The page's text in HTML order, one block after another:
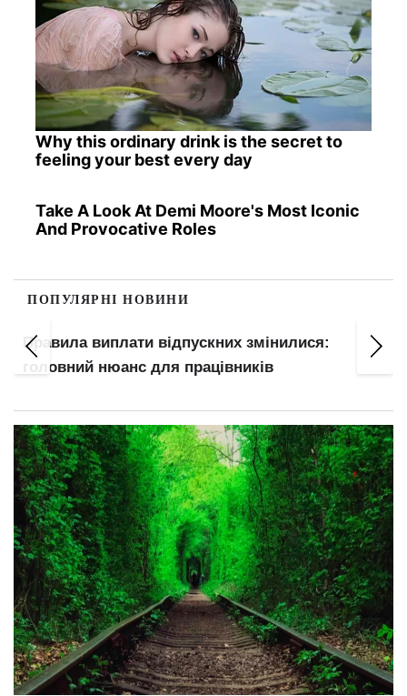
Why this ordinary drink is the secret to
feeling your best every day
Take A Look At Demi Moore's Most Iconic
And Provocative Roles
ПОПУЛЯРНІ НОВИНИ
Правила виплати відпускних змінилися:
головний нюанс для працівників